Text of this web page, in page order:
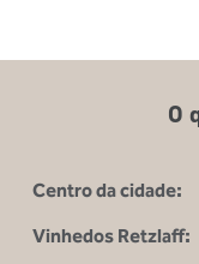
O
Centro da cidade:
Vinhedos Retzlaff: